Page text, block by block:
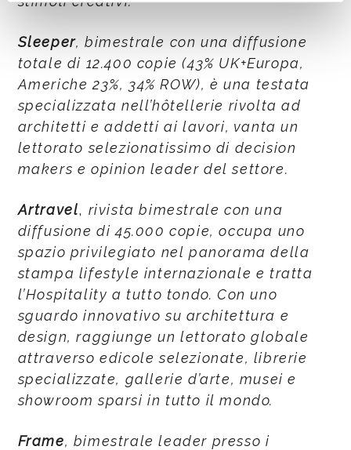
Sleeper, bimestrale con una diffusione
totale di 12.400 copie (43% UK+Europa,
Americhe 23%, 34% ROW), è una testata
specializzata nell’hôtellerie rivolta ad
architetti e addetti ai lavori, vanta un
lettorato selezionatissimo di decision
makers e opinion leader del settore.
Artravel, rivista bimestrale con una
diffusione di 45.000 copie, occupa uno
spazio privilegiato nel panorama della
stampa lifestyle internazionale e tratta
l’Hospitality a tutto tondo. Con uno
sguardo innovativo su architettura e
design, raggiunge un lettorato globale
attraverso edicole selezionate, librerie
specializzate, gallerie d’arte, musei e
showroom sparsi in tutto il mondo.
Frame, bimestrale leader presso i